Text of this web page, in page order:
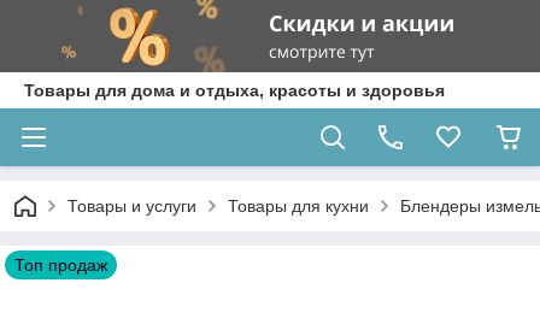
Товары для дома и отдыха, красоты и здоровья
Товары и услуги Товары для кухни Блендеры
Топ продаж